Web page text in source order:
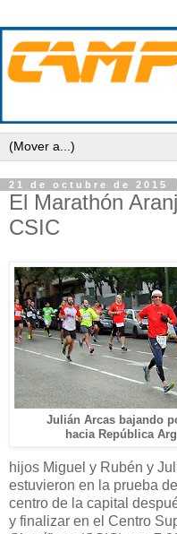
21 de octubre de 2015
El Marathón
CSIC
Julián Arcas bajando
hacia República
hijos Miguel y Rubén y
estuvieron en la prueba
centro de la capital
y finalizar en el Centro